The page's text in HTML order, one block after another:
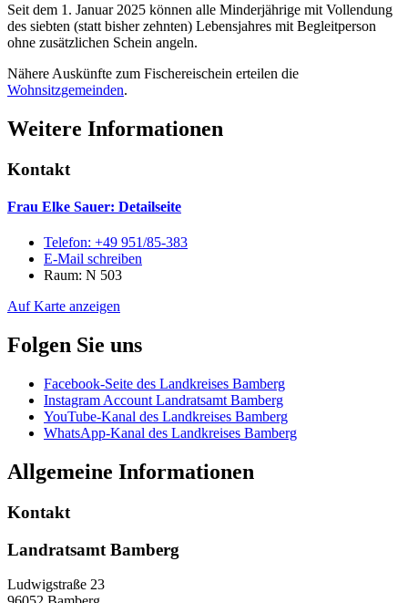
Seit dem 1. Januar 2025 können alle Minderjährige mit Vollendung
des siebten (statt bisher zehnten) Lebensjahres mit Begleitperson
ohne zusätzlichen Schein angeln.
Nähere Auskünfte zum Fischereischein erteilen die
Wohnsitzgemeinden.
Weitere Informationen
Kontakt
Frau Elke Sauer: Detailseite
Telefon: +49 951/85-383
E-Mail schreiben
Raum: N 503
Auf Karte anzeigen
Folgen Sie uns
Facebook-Seite des Landkreises Bamberg
Instagram Account Landratsamt Bamberg
YouTube-Kanal des Landkreises Bamberg
WhatsApp-Kanal des Landkreises Bamberg
Allgemeine Informationen
Kontakt
Landratsamt Bamberg
Ludwigstraße 23